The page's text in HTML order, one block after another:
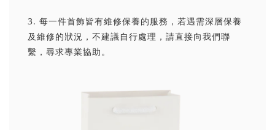
3. 每一件首飾皆有維修保養的服務，若遇需深層保養
及維修的狀況，不建議自行處理，請直接向我們聯
繫，尋求專業協助。